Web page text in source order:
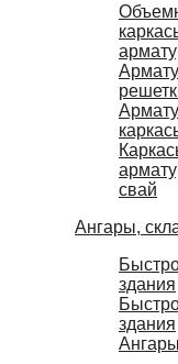
свай
Ангары,
здания
здания